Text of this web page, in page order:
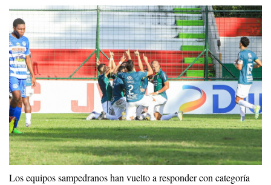
Los equipos sampedranos han vuelto a responder con categoría